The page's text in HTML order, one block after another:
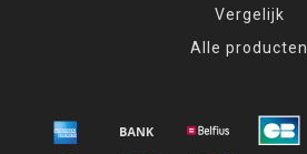
Vergelijk
Alle producten